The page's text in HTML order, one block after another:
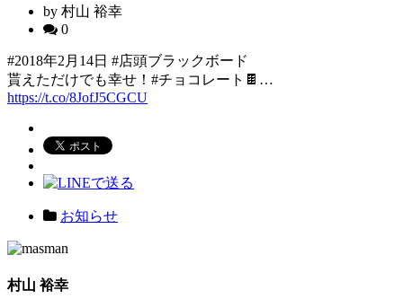
by 村山 裕幸
0
#2018年2月14日 #店頭ブラックボード
貰えただけでも幸せ！#チョコレート🍫…
https://t.co/8JofJ5CGCU
お知らせ
村山 裕幸